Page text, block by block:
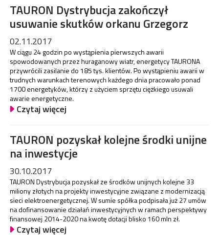
TAURON Dystrybucja zakończył
usuwanie skutków orkanu Grzegorz
02.11.2017
W ciągu 24 godzin po wystąpienia pierwszych awarii
spowodowanych przez huraganowy wiatr, energetycy TAURONA
przywrócili zasilanie do 185 tys. klientów. Po wystąpieniu awarii w
trudnych warunkach terenowych każdego dnia pracowało ponad
1700 energetyków, którzy z użyciem sprzętu ciężkiego usuwali
awarie energetyczne.
Czytaj więcej
TAURON pozyskał kolejne środki unijne
na inwestycje
30.10.2017
TAURON Dystrybucja pozyskał ze środków unijnych kolejne 33
miliony złotych na projekty inwestycyjne związane z modernizacją
sieci elektroenergetycznej. W sumie spółka podpisała już 27 umów
na dofinansowanie działań inwestycyjnych w ramach perspektywy
finansowej 2014-2020 na kwotę dotacji blisko 160 mln zł.
Czytaj więcej